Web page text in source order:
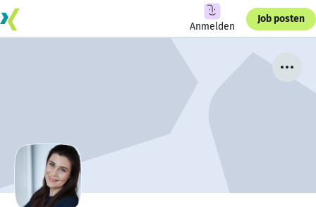
Anmelden
Job posten